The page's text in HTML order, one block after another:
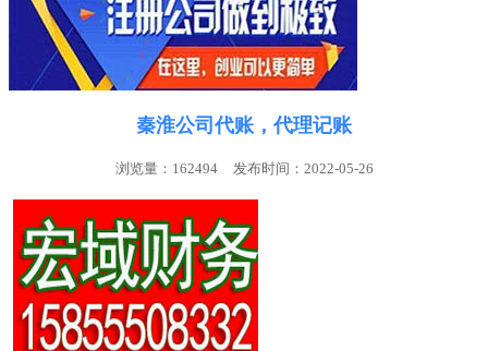
秦淮公司代账，代理记账
浏览量：162494 发布时间：2022-05-26